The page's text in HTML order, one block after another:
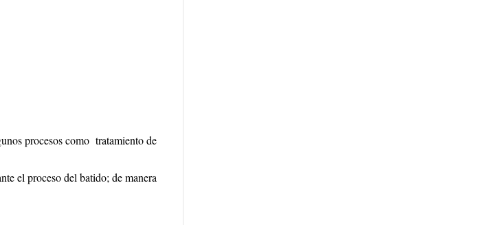
procesos como tratamiento de
el proceso del batido; de manera